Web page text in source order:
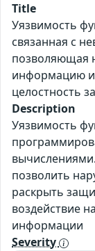
Title
Уязвимость
связанная с
позволяющая
информацию и
целостность
Description
Уязвимость
позволить
раскрыть
воздействие
информации
Severity